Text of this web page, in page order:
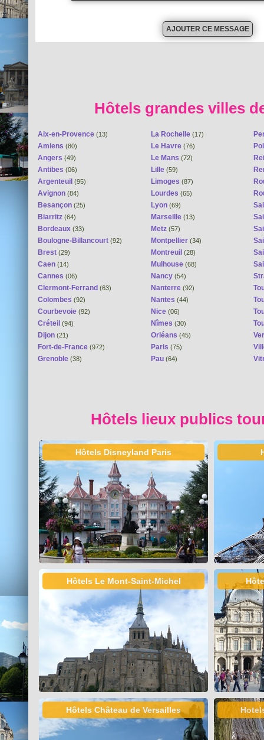
Hôtels grandes villes
Aix-en-Provence (13)
Amiens (80)
Angers (49)
Antibes (06)
Argenteuil (95)
Avignon (84)
Besançon (25)
Biarritz (64)
Bordeaux (33)
Boulogne-Billancourt (92)
Brest (29)
Caen (14)
Cannes (06)
Clermont-Ferrand (63)
Colombes (92)
Courbevoie (92)
Créteil (94)
Dijon (21)
Fort-de-France (972)
Grenoble (38)
La Rochelle (17)
Le Havre (76)
Le Mans (72)
Lille (59)
Limoges (87)
Lourdes (65)
Lyon (69)
Marseille (13)
Metz (57)
Montpellier (34)
Montreuil (28)
Mulhouse (68)
Nancy (54)
Nanterre (92)
Nantes (44)
Nice (06)
Nîmes (30)
Orléans (45)
Paris (75)
Pau (64)
Hôtels lieux publics
Hôtels Disneyland Paris
Hôtels Le Mont-Saint-Michel
Hôtels Château de Versailles